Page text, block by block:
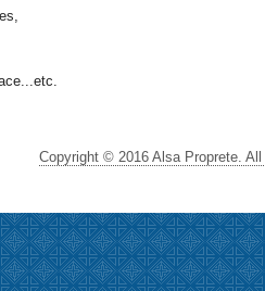
Copyright © 2016 Alsa Proprete.